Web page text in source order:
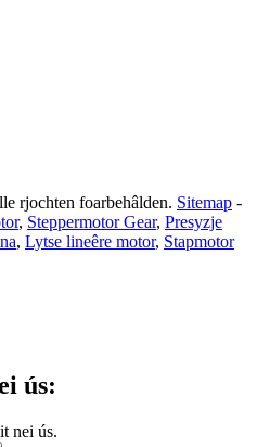
rjochten foarbehâlden. Sitemap -
, Steppermotor Gear, Presyzje
, Lytse lineêre motor, Stapmotor
ús:
nei ús.